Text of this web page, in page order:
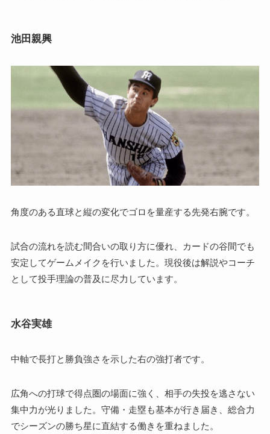
池田親興
角度のある直球と縦の変化でゴロを量産する先発右腕です。
試合の流れを読む間合いの取り方に優れ、カードの谷間でも
安定してゲームメイクを行いました。現役後は解説やコーチ
として投手理論の普及に尽力しています。
水谷実雄
中軸で長打と勝負強さを示した右の強打者です。
広角への打球で得点圏の場面に強く、相手の失投を逃さない
集中力が光りました。守備・走塁も基本が行き届き、総合力
でシーズンの勝ち星に直結する働きを重ねました。